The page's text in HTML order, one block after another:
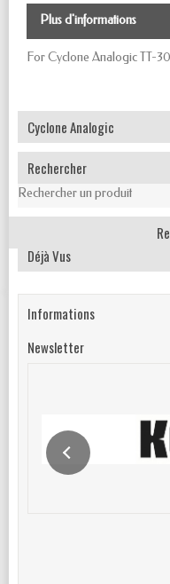
Plus d'informations
For Cyclone Analogic TT-
Cyclone Analogic
Rechercher
Rechercher un produit
Déjà Vus
Informations
Newsletter